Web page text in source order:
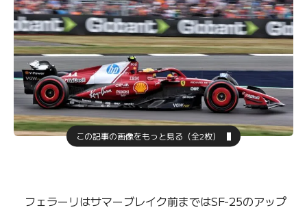
この記事の画像をもっと見る（全2枚）
フェラーリはサマーブレイク前まではSF-25のアップ